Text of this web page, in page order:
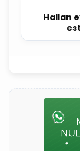
Hallan